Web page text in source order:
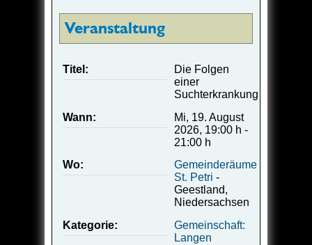
Veranstaltung
Titel:
Die Folgen
einer
Suchterkrankung
Wann:
Mi, 19. August
2026, 19:00 h -
21:00 h
Wo:
Gemeinderäume
St. Petri -
Geestland,
Niedersachsen
Kategorie:
Gemeinschaft:
Langen